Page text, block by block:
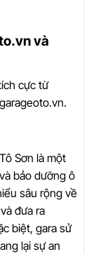
và
cực từ
Sơn là một
bảo dưỡng ô
sâu rộng về
đưa ra
biệt, gara sử
lại sự an